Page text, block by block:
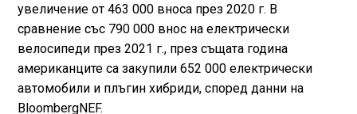
увеличение от 463 000 вноса през 2020 г. В
сравнение със 790 000 внос на електрически
велосипеди през 2021 г., през същата година
американците са закупили 652 000 електрически
автомобили и плъгин хибриди, според данни на
BloombergNEF.